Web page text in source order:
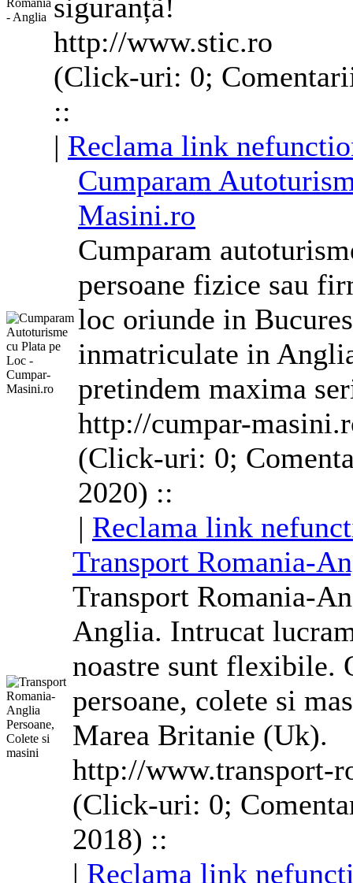
siguranțã!
http://www.stic.ro
(Click-uri: 0;
::
| Reclama link
Cumparam
Masini.ro
Cumparam
persoane fizice sau
loc oriunde in
inmatriculate in
pretindem maxima
http://cumpar-
(Click-uri: 0;
2020) ::
| Reclama link
Transport Romania-
Transport Romania-
Anglia. Intrucat
noastre sunt flexibile.
persoane, colete si
Marea Britanie (Uk).
http://www.transport-
(Click-uri: 0;
2018) ::
| Reclama link